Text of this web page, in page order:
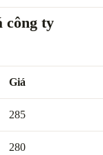
công ty
Giá
285
280